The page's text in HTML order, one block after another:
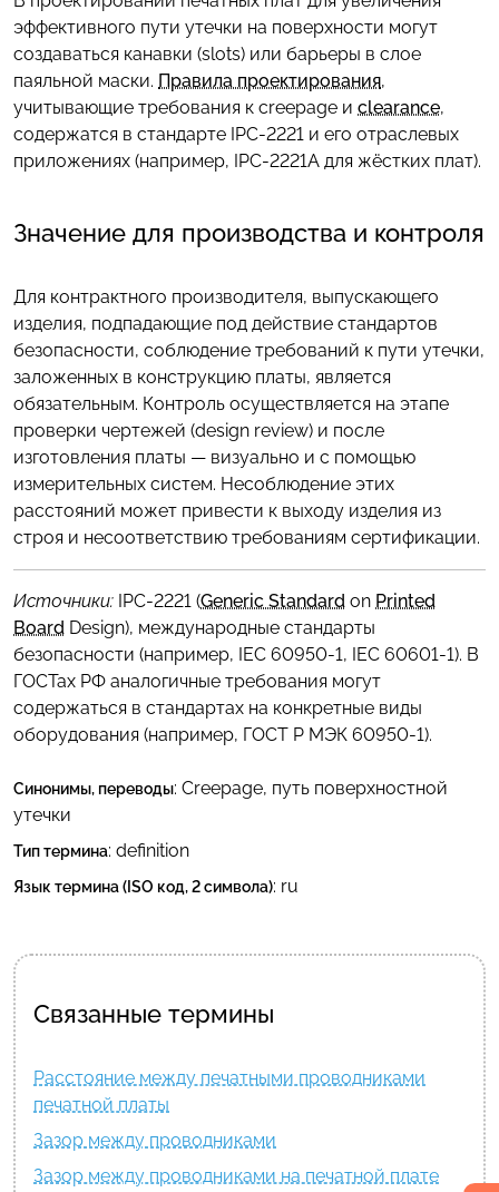
эффективного пути утечки на поверхности могут
создаваться канавки (slots) или барьеры в слое
паяльной маски. Правила проектирования,
учитывающие требования к creepage и clearance,
содержатся в стандарте IPC-2221 и его отраслевых
приложениях (например, IPC-2221A для жёстких плат).
Значение для производства и контроля
Для контрактного производителя, выпускающего
изделия, подпадающие под действие стандартов
безопасности, соблюдение требований к пути утечки,
заложенных в конструкцию платы, является
обязательным. Контроль осуществляется на этапе
проверки чертежей (design review) и после
изготовления платы — визуально и с помощью
измерительных систем. Несоблюдение этих
расстояний может привести к выходу изделия из
строя и несоответствию требованиям сертификации.
Источники: IPC-2221 (Generic Standard on Printed
Board Design), международные стандарты
безопасности (например, IEC 60950-1, IEC 60601-1). В
ГОСТах РФ аналогичные требования могут
содержаться в стандартах на конкретные виды
оборудования (например, ГОСТ Р МЭК 60950-1).
Синонимы, переводы: Creepage, путь поверхностной
утечки
Тип термина: definition
Язык термина (ISO код, 2 символа): ru
Связанные термины
Расстояние между печатными проводниками
печатной платы
Зазор между проводниками
Зазор между проводниками на печатной плате